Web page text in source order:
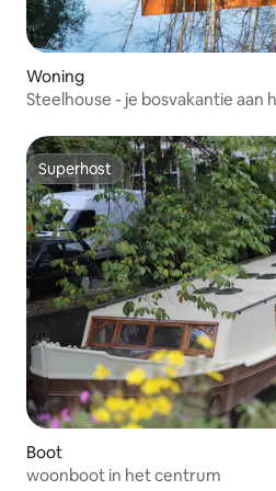
Woning
Steelhouse - je bosvakantie aan
Superhost
Superhost
Boot
woonboot in het centrum